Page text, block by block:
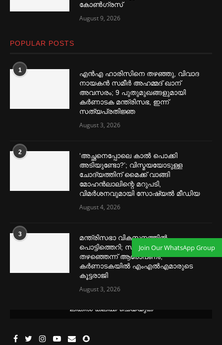
കോണ്‍ഗ്രസ്
August 9, 2026
POPULAR POSTS
1
എൻഎ ഹാരിസിനെ തഴ‌‍ഞ്ഞു, വിവാദ
നായകൻ സമീര്‍ അഹമ്മദ് ഖാന്
അവസരം; 9 പുതുമുഖങ്ങളുമായി
കര്‍ണാടക മന്ത്രിസഭ, ഇന്ന്
സത്യപ്രതിജ്ഞ
August 3, 2026
2
‘അച്ഛനെപ്പോലെ കാല്‍ പൊക്കി
അടിയുണ്ടോ?’; വിസ്മയയോടുള്ള
ചോദ്യത്തിന് മൈക്ക് വാങ്ങി
മോഹൻലാലിന്റെ മറുപടി,
വിമര്‍ശനവുമായി സോഷ്യല്‍ മീഡിയ
August 4, 2026
3
മന്ത്രിസഭാ വികസനത്തിൽ
പൊട്ടിത്തെറി; സീനിയർ നേതാക്കളെ
തഴഞ്ഞെന്ന് ആരോപണം,
കർണാടകയിൽ എംഎൽഎമാരുടെ
കൂട്ടരാജി
August 3, 2026
ലിങ്കിൽ ക്ലിക്ക് ചെയ്യുക
Join Our WhatsApp Group